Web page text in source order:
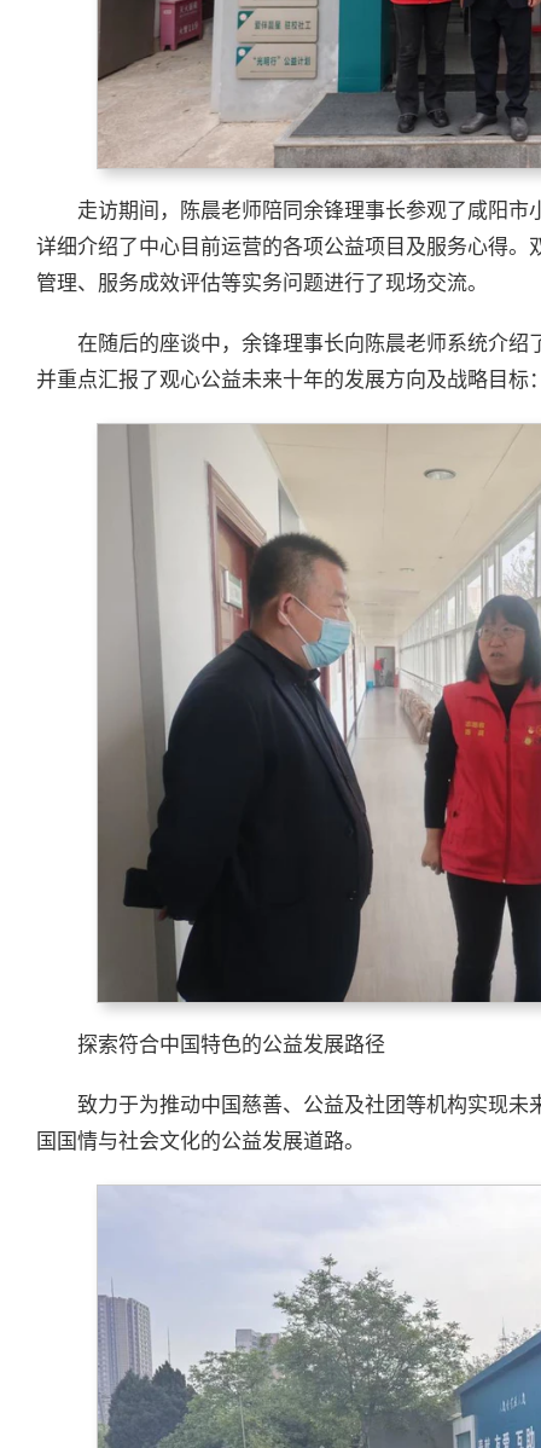
走访期间，陈晨老师陪同余锋理事长参观了咸阳
详细介绍了中心目前运营的各项公益项目及服务心得
管理、服务成效评估等实务问题进行了现场交流。
在随后的座谈中，余锋理事长向陈晨老师系统介
并重点汇报了观心公益未来十年的发展方向及战略目标
探索符合中国特色的公益发展路径
致力于为推动中国慈善、公益及社团等机构实现
国国情与社会文化的公益发展道路。